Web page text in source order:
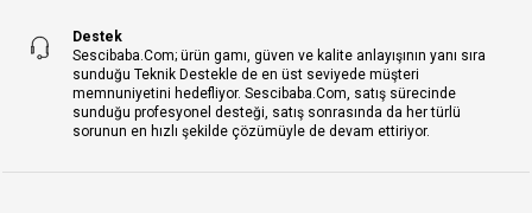
Destek
Sescibaba.Com; ürün gamı, güven ve kalite anlayışının yanı sıra
sunduğu Teknik Destekle de en üst seviyede müşteri
memnuniyetini hedefliyor. Sescibaba.Com, satış sürecinde
sunduğu profesyonel desteği, satış sonrasında da her türlü
sorunun en hızlı şekilde çözümüyle de devam ettiriyor.